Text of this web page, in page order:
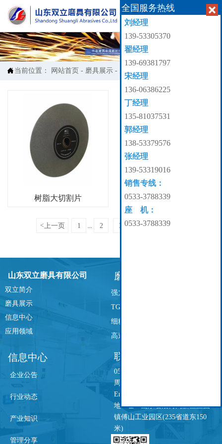

 当前位置： 网站首页 - 磨具展示 - 磨具展示
树脂大切割片
< 上一页 1 2 3 4 5
山东双立磨具有限公司
双立简介
磨具展示
信息中心
应用领域
磨具展示
强力珩齿砂轮
TG砂轮
细粒度800号砂轮
高速蜗杆磨
信息中心
企业公告
行业动态
产业知识
管理分享
联系我们
0533-3788339
周一至周五 08:30~17:30
Email：MT600783@163.com
地 址：山东省淄博高新区卫固
镇傅山工业园区(235省道东150
米)
全国服务热线
刘经理
139-53305370
翟经理
139-69381797
宋经理
136-06386225
丁经理
135-81037531
郭经理
138-53379576
张经理
139-53319016
销售专线：
0533-3788339
座 机：
0533-3788339
